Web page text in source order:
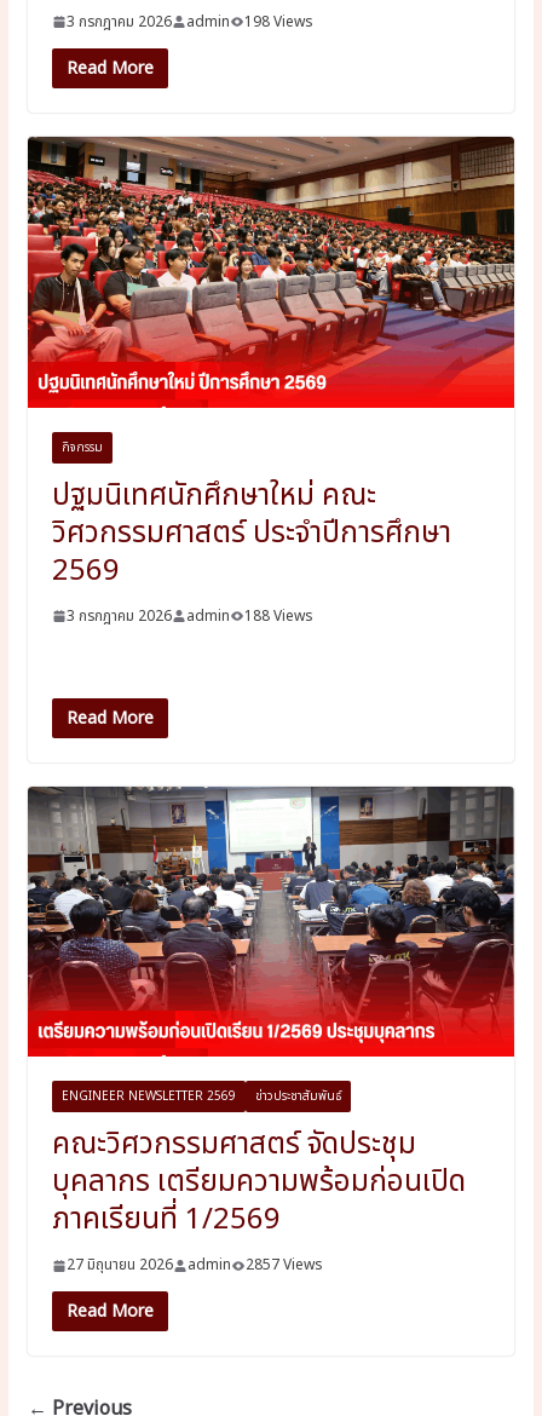
3 กรกฎาคม 2026 admin 198 Views
Read More
กิจกรรม
ปฐมนิเทศนักศึกษาใหม่ คณะ
วิศวกรรมศาสตร์ ประจำปีการศึกษา
2569
3 กรกฎาคม 2026 admin 188 Views
Read More
ENGINEER NEWSLETTER 2569 ข่าวประชาสัมพันธ์
คณะวิศวกรรมศาสตร์ จัดประชุม
บุคลากร เตรียมความพร้อมก่อนเปิด
ภาคเรียนที่ 1/2569
27 มิถุนายน 2026 admin 2857 Views
Read More
← Previous